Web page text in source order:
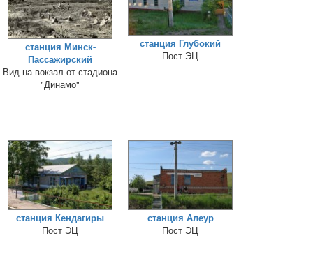
станция Минск-
Пассажирский
Вид на вокзал от стадиона
"Динамо"
станция Глубокий
Пост ЭЦ
станция Кендагиры
Пост ЭЦ
станция Алеур
Пост ЭЦ